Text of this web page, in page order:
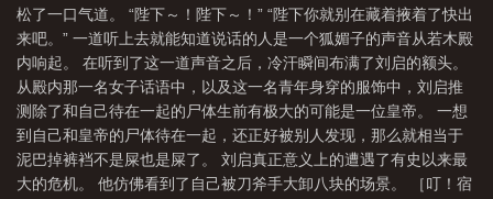
松了一口气道。 “陛下～！陛下～！” “陛下你就别在藏着掖着了快出
来吧。” 一道听上去就能知道说话的人是一个狐媚子的声音从若木殿
内响起。 在听到了这一道声音之后，冷汗瞬间布满了刘启的额头。
从殿内那一名女子话语中，以及这一名青年身穿的服饰中，刘启推
测除了和自己待在一起的尸体生前有极大的可能是一位皇帝。 一想
到自己和皇帝的尸体待在一起，还正好被别人发现，那么就相当于
泥巴掉裤裆不是屎也是屎了。 刘启真正意义上的遭遇了有史以来最
大的危机。 他仿佛看到了自己被刀斧手大卸八块的场景。 ［叮！宿